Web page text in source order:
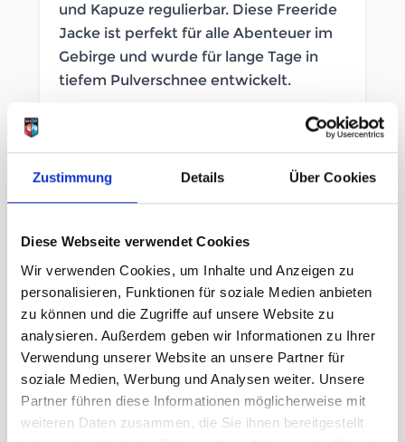
Zustimmung Details Über Cookies
Diese Webseite verwendet Cookies
Wir verwenden Cookies, um Inhalte und Anzeigen zu
personalisieren, Funktionen für soziale Medien anbieten
zu können und die Zugriffe auf unsere Website zu
analysieren. Außerdem geben wir Informationen zu Ihrer
Verwendung unserer Website an unsere Partner für
soziale Medien, Werbung und Analysen weiter. Unsere
Partner führen diese Informationen möglicherweise mit
weiteren Daten zusammen, die Sie ihnen bereitgestellt
und Kapuze regulierbar. Diese Freeride
Jacke ist perfekt für alle Abenteuer im
Gebirge und wurde für lange Tage in
tiefem Pulverschnee entwickelt.
Geschlecht Herren
Größe
XL
UVP489,95 €
unser Preis ab: 244,98 € -
Menge